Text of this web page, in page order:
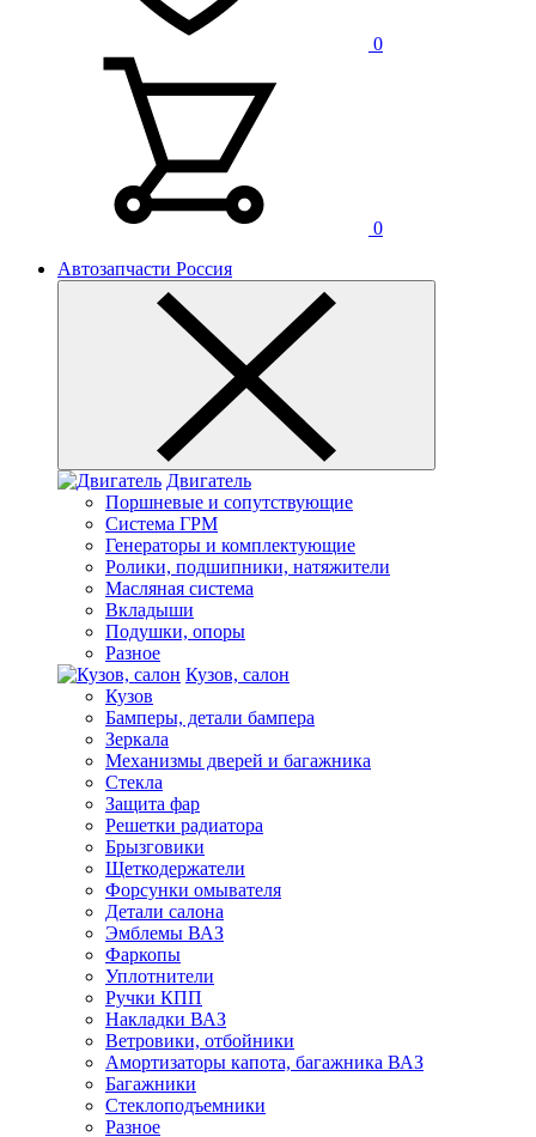
0
0
Автозапчасти Россия
Двигатель
Поршневые и сопутствующие
Система ГРМ
Генераторы и комплектующие
Ролики, подшипники, натяжители
Масляная система
Вкладыши
Подушки, опоры
Разное
Кузов, салон
Кузов
Бамперы, детали бампера
Зеркала
Механизмы дверей и багажника
Стекла
Защита фар
Решетки радиатора
Брызговики
Щеткодержатели
Форсунки омывателя
Детали салона
Эмблемы ВАЗ
Фаркопы
Уплотнители
Ручки КПП
Накладки ВАЗ
Ветровики, отбойники
Амортизаторы капота, багажника ВАЗ
Багажники
Стеклоподъемники
Разное